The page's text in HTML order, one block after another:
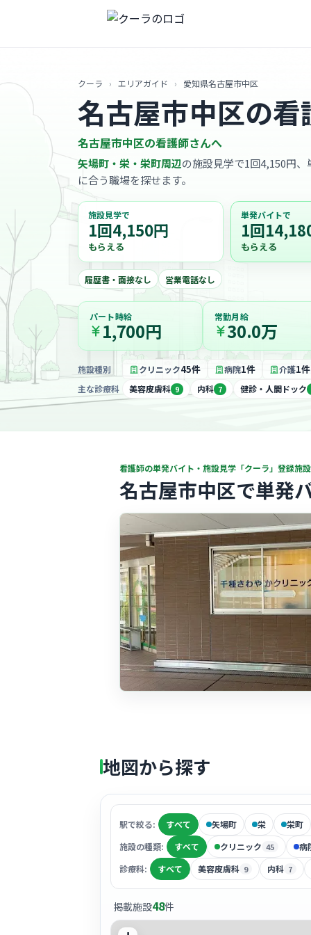
クーラ › エリアガイド › 愛知県名古屋市中区
名古屋市中区の
名古屋市中区の看護師さんへ
矢場町・栄・栄町周辺の施設見学で1回4,150円
に合う職場を探せます。
施設見学で
1回4,150円
もらえる
単発バイトで
1回
もらえる
履歴書・面接なし 営業電話なし
パート時給
1,700円
常勤月給
30.0万
施設種別 クリニック45件 病院1件 介護1件
主な診療科 美容皮膚科 9 内科 7 健診・人間ドック
看護師の単発バイト・施設見学「クーラ」登録施設
名古屋市中区で単発
地図から探す
駅で絞る: すべて 矢場町 栄
栄町
施設の種類:
すべて クリニック 45
病
診療科:
すべて 美容皮膚科 9 内科 7
掲載施設48件